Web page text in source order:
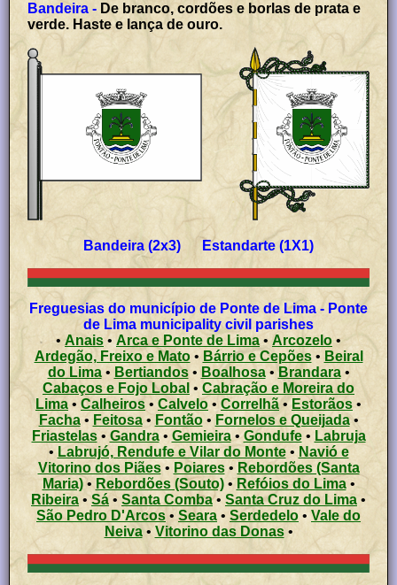
Bandeira - De branco, cordões e borlas de prata e
verde. Haste e lança de ouro.
Bandeira (2x3) Estandarte (1X1)
Freguesias do município de Ponte de Lima - Ponte
de Lima municipality civil parishes
• Anais • Arca e Ponte de Lima •Arcozelo •
Ardegão, Freixo e Mato• Bárrio e Cepões• Beiral
do Lima• Bertiandos• Boalhosa•Brandara•
Cabaços e Fojo Lobal • Cabração e Moreira do
Lima • Calheiros • Calvelo • Correlhã•Estorãos •
Facha• Feitosa• Fontão• Fornelos e Queijada•
Friastelas• Gandra• Gemieira•Gondufe • Labruja
• Labrujó, Rendufe e Vilar do Monte• Navió e
Vitorino dos Piães• Poiares• Rebordões (Santa
Maria)• Rebordões (Souto)• Refóios do Lima•
Ribeira •Sá • Santa Comba• Santa Cruz do Lima •
São Pedro D'Arcos • Seara • Serdedelo • Vale do
Neiva• Vitorino das Donas•